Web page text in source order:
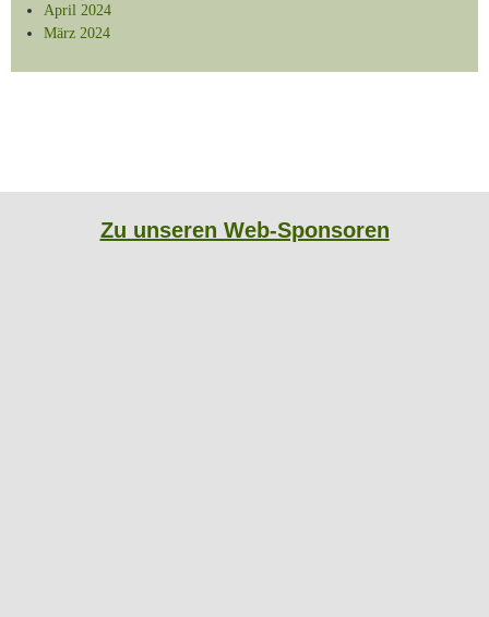
April 2024
März 2024
Zu unseren Web-Sponsoren